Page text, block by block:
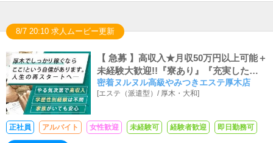
8/7 20:10 求人ムービー更新
【 急募 】高収入★月収50万円以上可能＋
未経験大歓迎!!『寮あり』『充実した福
利厚生』『有給休暇あり』
密着ヌルヌル高級やみつきエステ厚木店
[エステ（派遣型）/ 厚木・大和]
正社員 アルバイト 女性歓迎 未経験可 経験者歓迎 即日勤務可